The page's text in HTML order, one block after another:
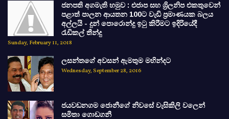
ජනපති අගමැති හමුව : එජාප සහ ශ්‍රිලනිප එකතුවෙන්
පළාත් පාලන ආයතන 100ට වැඩි ප්‍රමාණයක බලය
අල්ලයි - දුන් පොරොන්දු ඉටු කිරීමට ඉදිරියේදී
රැඩිකල් තීන්දු
Sunday, February 11, 2018
ලසන්තගේ අවසන් ඇමතුම මහින්දට
Wednesday, September 28, 2016
ජයවඩනගම ජොනීගේ නිවසේ වැසිකිලි වලෙන්
සමිතා ගොඩගනී